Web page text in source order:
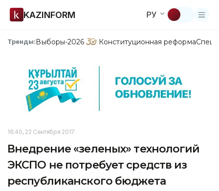
KAZINFORM РУ
Тренды:Выборы-2026 Конституционная реформа
16:40, 22 Сентября 2017
Внедрение «зеленых» технологий
ЭКСПО не потребует средств из
республиканского бюджета